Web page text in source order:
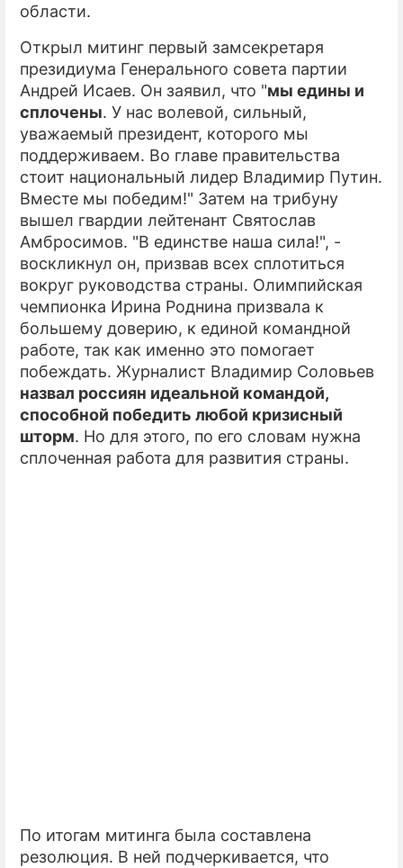
области.
Открыл митинг первый замсекретаря
президиума Генерального совета партии
Андрей Исаев. Он заявил, что "мы едины и
сплочены. У нас волевой, сильный,
уважаемый президент, которого мы
поддерживаем. Во главе правительства
стоит национальный лидер Владимир Путин.
Вместе мы победим!" Затем на трибуну
вышел гвардии лейтенант Святослав
Амбросимов. "В единстве наша сила!", -
воскликнул он, призвав всех сплотиться
вокруг руководства страны. Олимпийская
чемпионка Ирина Роднина призвала к
большему доверию, к единой командной
работе, так как именно это помогает
побеждать. Журналист Владимир Соловьев
назвал россиян идеальной командой,
способной победить любой кризисный
шторм. Но для этого, по его словам нужна
сплоченная работа для развития страны.
По итогам митинга была составлена
резолюция. В ней подчеркивается, что